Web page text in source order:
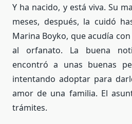
Y ha nacido, y está viva. Su
meses, después, la cuidó
Marina Boyko, que acudía
al orfanato. La buena
encontró a unas buenas
intentando adoptar para
amor de una familia. El
trámites.